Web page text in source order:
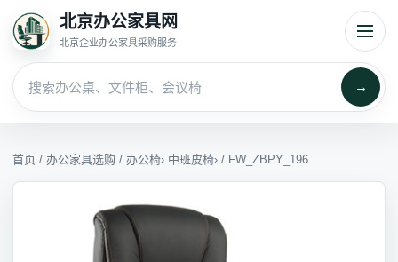
北京办公家具网
北京企业办公家具采购服务
→
首页 / 办公家具选购 / 办公椅› 中班皮椅› / FW_ZBPY_196